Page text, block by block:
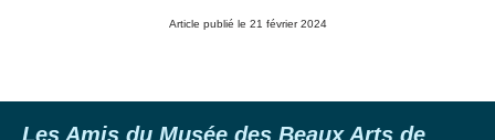
Article publié le 21 février 2024
Les Amis du Musée des Beaux Arts de